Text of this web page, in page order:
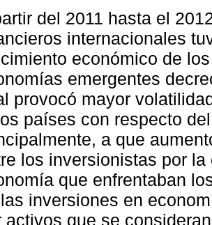
del 2011 hasta el
internacionales
económico de
emergentes
provocó mayor
países con respecto
a que
los inversionistas por
que enfrentaban
inversiones en
activos que se